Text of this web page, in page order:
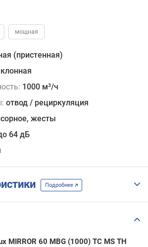
мощная
(пристенная)
1000 м³/ч
отвод / рециркуляция
жесты
64 дБ
Подробнее
MIRROR 60 MBG (1000) TC MS TH